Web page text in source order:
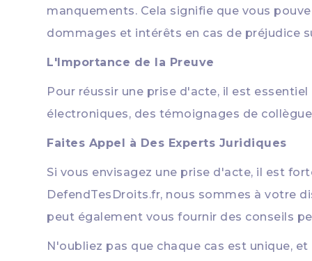
manquements. Cela signifie que vous
dommages et intérêts en cas de préjudice
L'Importance de la Preuve
Pour réussir une prise d'acte, il est
électroniques, des témoignages de
Faites Appel à Des Experts Juridiques
Si vous envisagez une prise d'acte, il est
DefendTesDroits.fr, nous sommes à votre
peut également vous fournir des conseils
N'oubliez pas que chaque cas est unique,